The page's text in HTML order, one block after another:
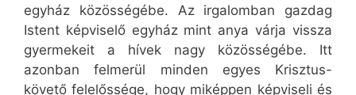
egyház közösségébe. Az irgalomban gazdag
Istent képviselő egyház mint anya várja vissza
gyermekeit a hívek nagy közösségébe. Itt
azonban felmerül minden egyes Krisztus-
követő felelőssége, hogy miképpen képviseli és